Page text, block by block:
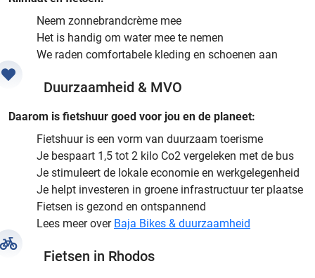
Neem zonnebrandcrème mee
Het is handig om water mee te nemen
We raden comfortabele kleding en schoenen aan
Duurzaamheid & MVO
Daarom is fietshuur goed voor jou en de planeet:
Fietshuur is een vorm van duurzaam toerisme
Je bespaart 1,5 tot 2 kilo Co2 vergeleken met de bus
Je stimuleert de lokale economie en werkgelegenheid
Je helpt investeren in groene infrastructuur ter plaatse
Fietsen is gezond en ontspannend
Lees meer over Baja Bikes & duurzaamheid
Fietsen in Rhodos